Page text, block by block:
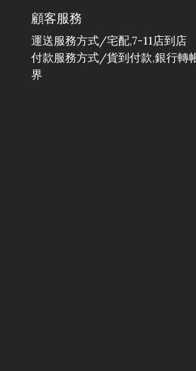
顧客服務
運送服務方式/宅配,7-11店到店
付款服務方式/貨到付款,銀行轉
界